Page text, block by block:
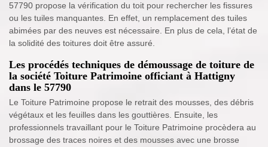
57790 propose la vérification du toit pour rechercher les fissures
ou les tuiles manquantes. En effet, un remplacement des tuiles
abimées par des neuves est nécessaire. En plus de cela, l’état de
la solidité des toitures doit être assuré.
Les procédés techniques de démoussage de toiture de
la société Toiture Patrimoine officiant à Hattigny
dans le 57790
Le Toiture Patrimoine propose le retrait des mousses, des débris
végétaux et les feuilles dans les gouttières. Ensuite, les
professionnels travaillant pour le Toiture Patrimoine procèdera au
brossage des traces noires et des mousses avec une brosse